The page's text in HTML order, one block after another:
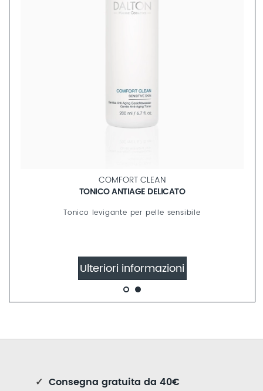
COMFORT CLEAN
TONICO ANTIAGE DELICATO
Tonico levigante per pelle sensibile
Ulteriori informazioni
✓ Consegna gratuita da 40€